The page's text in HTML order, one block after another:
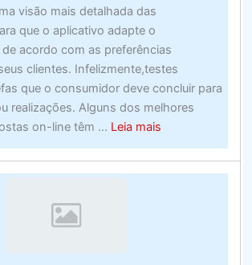
Unidor
visão mais detalhada das
que o aplicativo adapte o
acordo com as preferências
clientes. Infelizmente,testes
que o consumidor deve concluir para
realizações. Alguns dos melhores
on-line têm ... Leia maisabout
Alerta
de